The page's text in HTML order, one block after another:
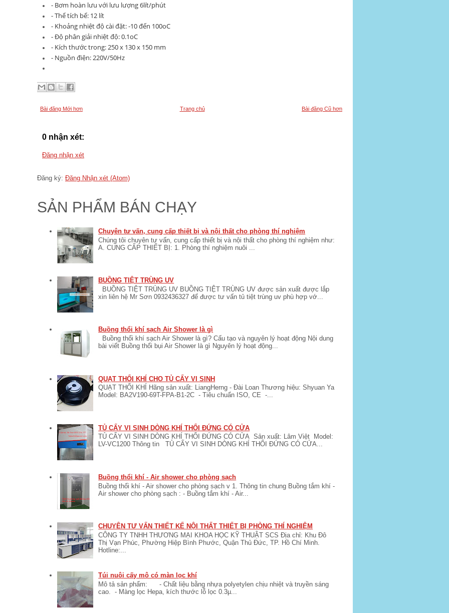
- Bơm hoàn lưu với lưu lượng 6lít/phút
- Thể tích bể: 12 lít
- Khoảng nhiệt độ cài đặt: -10 đến 100oC
- Độ phân giải nhiệt độ: 0.1oC
- Kích thước trong: 250 x 130 x 150 mm
- Nguồn điện: 220V/50Hz
Bài đăng Mới hơn Bài đăng Cũ hơn
Trang chủ
0 nhận xét:
Đăng nhận xét
Đăng ký: Đăng Nhận xét (Atom)
SẢN PHẨM BÁN CHẠY
Chuyên tư vấn, cung cấp thiết bị và nội thất cho phòng thí nghiệm
Chúng tôi chuyên tư vấn, cung cấp thiết bị và nội thất cho phòng thí nghiệm như:
A. CUNG CẤP THIẾT BỊ: 1. Phòng thí nghiệm nuôi ...
BUỒNG TIỆT TRÙNG UV
BUỒNG TIỆT TRÙNG UV BUỒNG TIỆT TRÙNG UV được sản xuất được lắp
xin liên hệ Mr Sơn 0932436327 để được tư vấn tủ tiệt trùng uv phù hợp vớ...
Buồng thổi khí sạch Air Shower là gì
Buồng thổi khí sạch Air Shower là gì? Cấu tạo và nguyên lý hoạt động Nội dung
bài viết Buồng thổi bụi Air Shower là gì Nguyên lý hoạt động...
QUẠT THỔI KHÍ CHO TỦ CẤY VI SINH
QUẠT THỔI KHÍ Hãng sản xuất: LiangHerng - Đài Loan Thương hiệu: Shyuan Ya
Model: BA2V190-69T-FPA-B1-2C - Tiêu chuẩn ISO, CE -...
TỦ CẤY VI SINH DÒNG KHÍ THỔI ĐỨNG CÓ CỬA
TỦ CẤY VI SINH DÒNG KHÍ THỔI ĐỨNG CÓ CỬA Sản xuất: Lâm Việt Model:
LV-VC1200 Thông tin TỦ CẤY VI SINH DÒNG KHÍ THỔI ĐỨNG CÓ CỬA...
Buồng thổi khí - Air shower cho phòng sạch
Buồng thổi khí - Air shower cho phòng sạch v 1. Thông tin chung Buồng tắm khí -
Air shower cho phòng sạch : - Buồng tắm khí - Air...
CHUYÊN TƯ VẤN THIẾT KẾ NỘI THẤT THIẾT BỊ PHÒNG THÍ NGHIỆM
CÔNG TY TNHH THƯƠNG MẠI KHOA HỌC KỸ THUẬT SCS Địa chỉ: Khu Đô
Thị Vạn Phúc, Phường Hiệp Bình Phước, Quận Thủ Đức, TP. Hồ Chí Minh.
Hotline:...
Túi nuôi cấy mô có màn lọc khí
Mô tả sản phẩm: - Chất liệu bằng nhựa polyetylen chịu nhiệt và truyền sáng
cao. - Màng lọc Hepa, kích thước lỗ lọc 0.3µ...